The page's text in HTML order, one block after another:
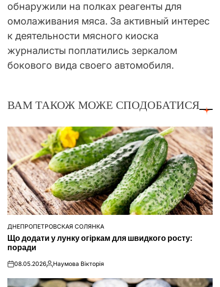
обнаружили на полках реагенты для
омолаживания мяса. За активный интерес
к деятельности мясного киоска
журналисты поплатились зеркалом
бокового вида своего автомобиля.
ВАМ ТАКОЖ МОЖЕ СПОДОБАТИСЯ
ОПУБЛІКУВАТИ
У
ДНЕПРОПЕТРОВСКАЯ СОЛЯНКА
Що додати у лунку огіркам для швидкого росту:
поради
on08.05.2026Опубліковано
Наумова Вікторія